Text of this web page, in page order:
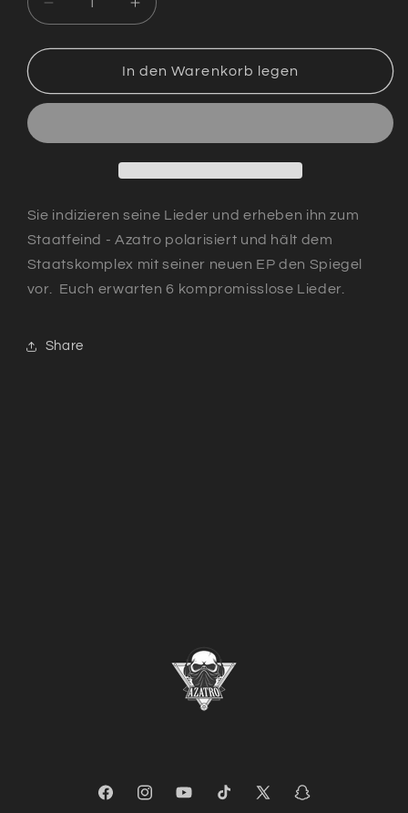
Verringere
die
Menge
Staatsfeind
Download
Erhöhe
die
Menge
für
Staatsfeind
In den Warenkorb legen
Sie indizieren seine Lieder und erheben ihn zum
Staatfeind - Azatro polarisiert und hält dem
Staatskomplex mit seiner neuen EP den Spiegel
vor. Euch erwarten 6 kompromisslose Lieder.
Share
FacebookInstagramYouTubeTikTok X Snapchat